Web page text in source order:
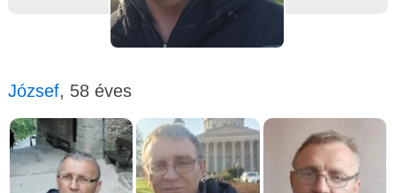
József, 58 éves